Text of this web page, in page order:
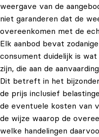
weergave van de
niet garanderen dat de
overeenkomen met de
Elk aanbod bevat
consument duidelijk is
zijn, die aan de
Dit betreft in het
de prijs inclusief
de eventuele kosten van
de wijze waarop de
welke handelingen